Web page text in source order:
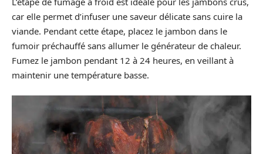
car elle permet d’infuser une saveur délicate sans cuire la
viande. Pendant cette étape, placez le jambon dans le
fumoir préchauffé sans allumer le générateur de chaleur.
Fumez le jambon pendant 12 à 24 heures, en veillant à
maintenir une température basse.